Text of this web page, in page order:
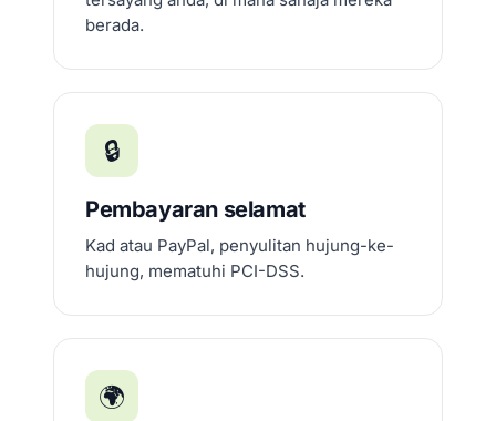
berada.
🔒
Pembayaran selamat
Kad atau PayPal, penyulitan hujung-ke-
hujung, mematuhi PCI-DSS.
🌍